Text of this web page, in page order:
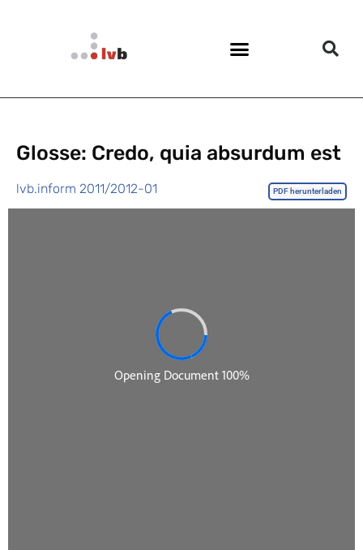
Glosse: Credo, quia absurdum est
lvb.inform 2011/2012-01 PDF herunterladen